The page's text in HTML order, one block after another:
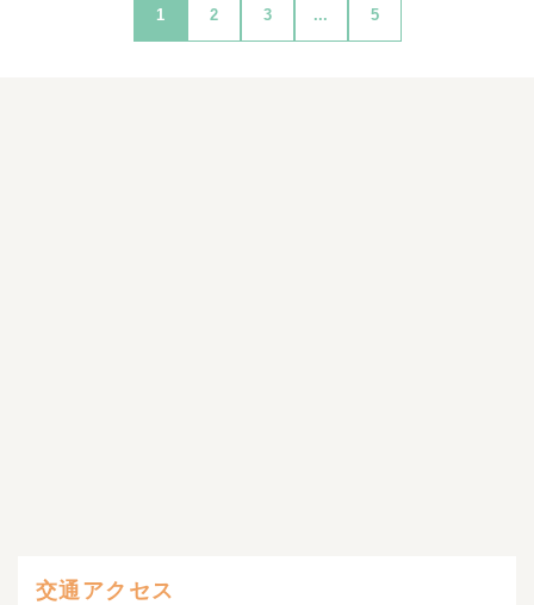
1 2 3 ... 5
交通アクセス